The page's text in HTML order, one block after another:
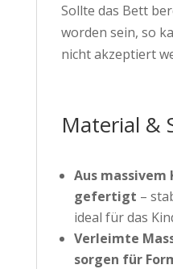
Sollte das Bett
worden sein, so
nicht akzeptiert
Material &
Aus massivem
gefertigt –
ideal für das
Verleimte
sorgen für